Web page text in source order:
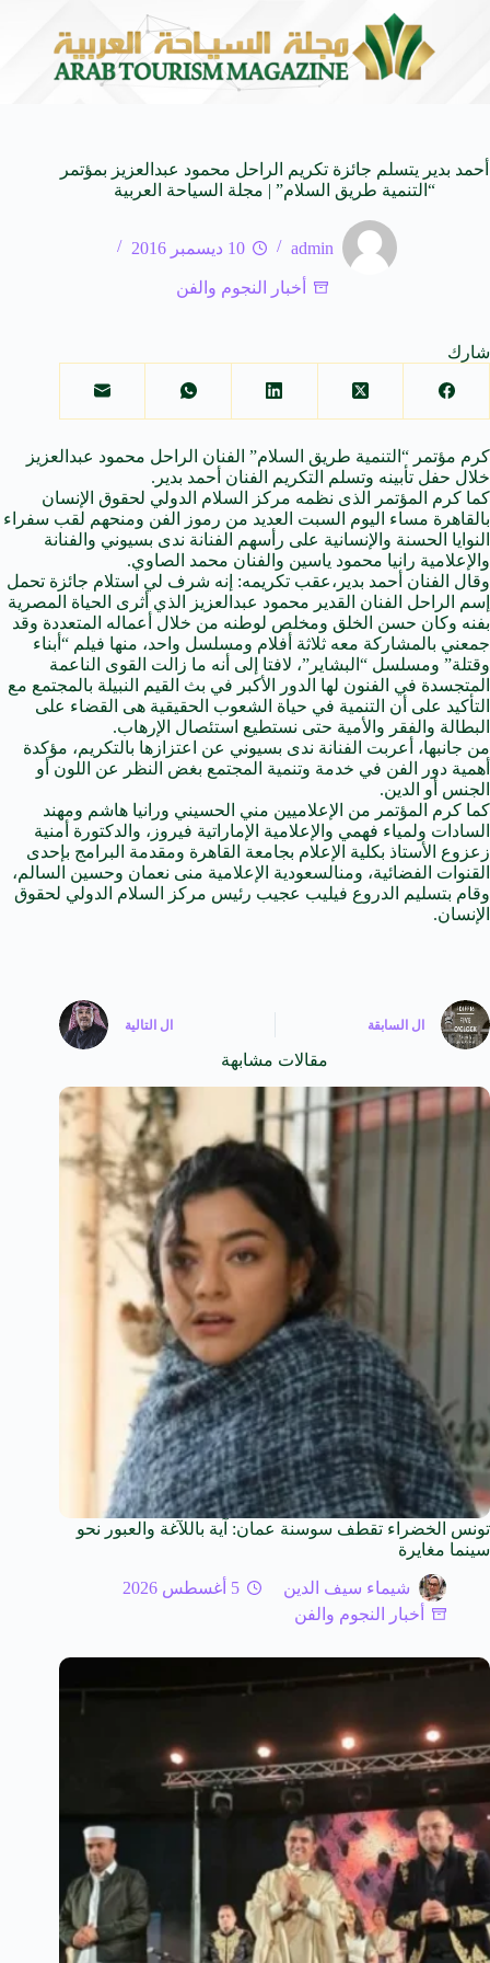
على كيفنا.. في كل وجهة سحر خاص* 8 أغسطس 2026 افتتاح اكبر
أحمد بدير يتسلم جائزة تكريم الراحل محمود عبدالعزيز بمؤتمر
“التنمية طريق السلام” | مجلة السياحة العربية
admin 10 ديسمبر 2016
أخبار النجوم والفن
شارك
كرم مؤتمر “ التنمية طريق السلام” الفنان الراحل محمود عبدالعزيز
خلال حفل تأبينه وتسلم التكريم الفنان أحمد بدير.
كما كرم المؤتمر الذى نظمه مركز السلام الدولي لحقوق الإنسان
بالقاهرة مساء اليوم السبت العديد من رموز الفن ومنحهم لقب سفراء
النوايا الحسنة والإنسانية على رأسهم الفنانة ندى بسيوني والفنانة
والإعلامية رانيا محمود ياسين والفنان محمد الصاوي.
وقال الفنان أحمد بدير،عقب تكريمه: إنه شرف لي استلام جائزة تحمل
إسم الراحل الفنان القدير محمود عبدالعزيز الذي أثرى الحياة المصرية
بفنه وكان حسن الخلق ومخلص لوطنه من خلال أعماله المتعددة وقد
جمعني بالمشاركة معه ثلاثة أفلام ومسلسل واحد، منها فيلم “أبناء
وقتلة” ومسلسل “البشاير”، لافتا إلى أنه ما زالت القوى الناعمة
المتجسدة في الفنون لها الدور الأكبر في بث القيم النبيلة بالمجتمع مع
التأكيد على أن التنمية في حياة الشعوب الحقيقية هى القضاء على
البطالة والفقر والأمية حتى نستطيع استئصال الإرهاب.
من جانبها، أعربت الفنانة ندى بسيوني عن اعتزازها بالتكريم، مؤكدة
أهمية دور الفن في خدمة وتنمية المجتمع بغض النظر عن اللون أو
الجنس أو الدين.
كما كرم المؤتمر من الإعلاميين مني الحسيني ورانيا هاشم ومهند
السادات ولمياء فهمي والإعلامية الإماراتية فيروز، والدكتورة أمنية
زعزوع الأستاذ بكلية الإعلام بجامعة القاهرة ومقدمة البرامج بإحدى
القنوات الفضائية، ومنالسعودية الإعلامية منى نعمان وحسين السالم،
وقام بتسليم الدروع فيليب عجيب رئيس مركز السلام الدولي لحقوق
الإنسان.
ال السابقة ال التالية
مقالات مشابهة
تونس الخضراء تقطف سوسنة عمان: آية باللآغة والعبور نحو
سينما مغايرة
شيماء سيف الدين
5 أغسطس 2026
أخبار النجوم والفن